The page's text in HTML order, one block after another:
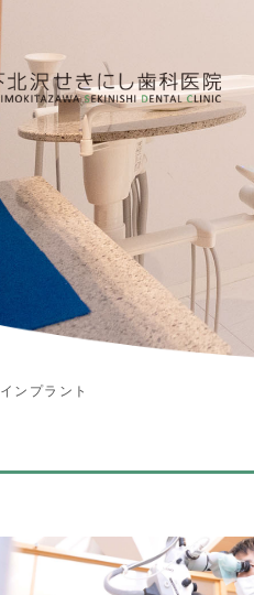
インプラント